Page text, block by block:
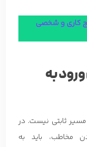
کاری و شخصی
به
ثابتی نیست. در
مخاطب، باید به